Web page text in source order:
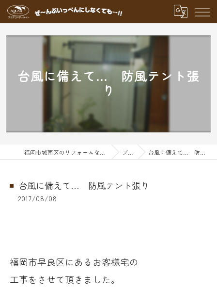
台風に備えて… 防風テント張
り
ブログ 台風に備えて… 防風テント張り
台風に備えて… 防風テント張り
2017/08/08
福岡市早良区にあるお客様宅の
工事をさせて頂きました。